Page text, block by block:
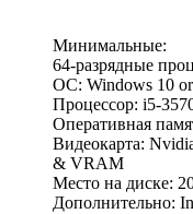
Минимальные:
64-разрядные
ОС: Windows 10
Процессор: i5-
Оперативная
Видеокарта:
& VRAM
Место на диске:
Дополнительно: